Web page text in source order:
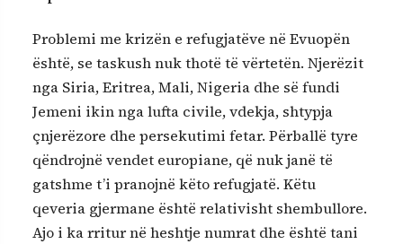
Problemi me krizën e refugjatëve në Evuopën
është, se taskush nuk thotë të vërtetën. Njerëzit
nga Siria, Eritrea, Mali, Nigeria dhe së fundi
Jemeni ikin nga lufta civile, vdekja, shtypja
çnjerëzore dhe persekutimi fetar. Përballë tyre
qëndrojnë vendet europiane, që nuk janë të
gatshme t’i pranojnë këto refugjatë. Këtu
qeveria gjermane është relativisht shembullore.
Ajo i ka rritur në heshtje numrat dhe është tani